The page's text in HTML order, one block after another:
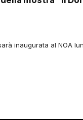
inaugurata al NOA